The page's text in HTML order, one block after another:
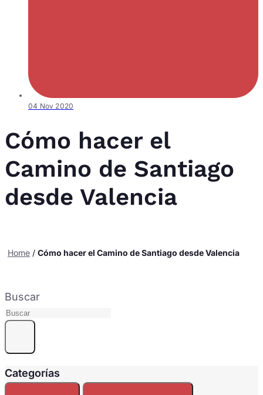
04 Nov 2020
Cómo hacer el
Camino de Santiago
desde Valencia
Home / Cómo hacer el Camino de Santiago desde Valencia
Buscar
Categorías